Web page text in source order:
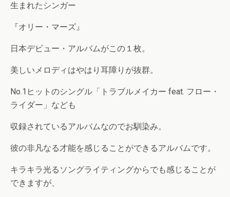
生まれたシンガー
『オリー・マーズ』
日本デビュー・アルバムがこの１枚。
美しいメロディはやはり耳障りが抜群。
No.1ヒットのシングル「トラブルメイカー feat. フロー・
ライダー」なども
収録されているアルバムなのでお馴染み。
彼の非凡なる才能を感じることができるアルバムです。
キラキラ光るソングライティングからでも感じることが
できますが、